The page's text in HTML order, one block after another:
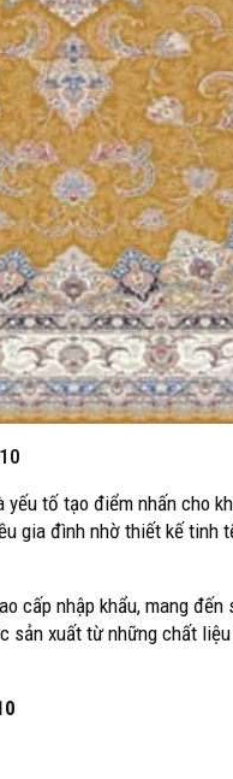
tố tạo điểm nhấn cho
gia đình nhờ thiết kế tinh
cấp nhập khẩu, mang đến
sản xuất từ những chất